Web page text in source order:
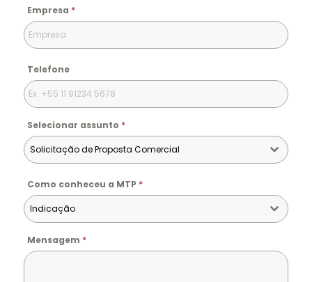
Empresa *
Telefone
Selecionar assunto *
Solicitação de Proposta Comercial
Como conheceu a MTP *
Indicação
Mensagem *